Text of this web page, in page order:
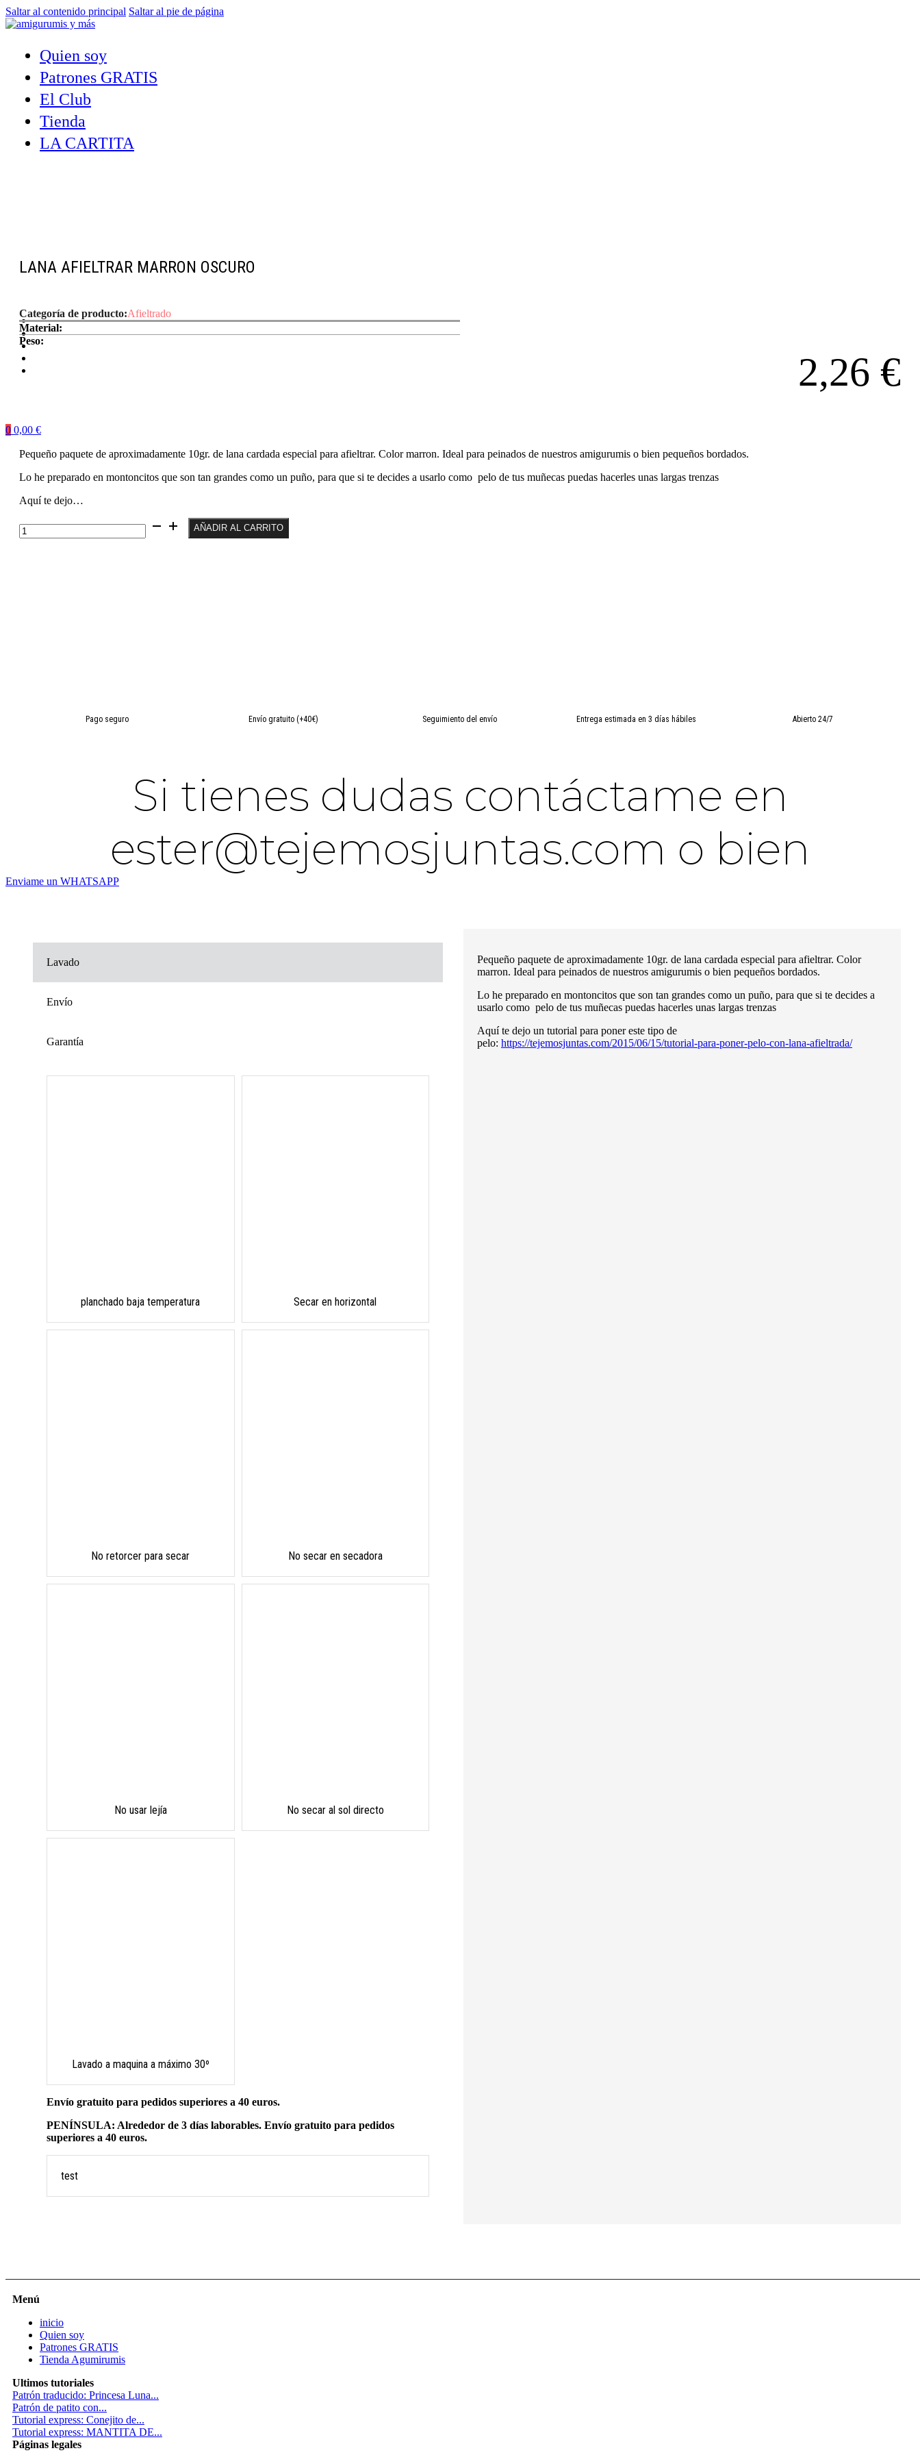
Saltar al contenido principal Saltar al pie de página
Quien soy
Patrones GRATIS
El Club
Tienda
LA CARTITA
0 0,00 €
LANA AFIELTRAR MARRON OSCURO
Categoría de producto:Afieltrado
Material:
Peso:
2,26 €
Pequeño paquete de aproximadamente 10gr. de lana cardada especial para afieltrar. Color marron. Ideal para peinados de nuestros amigurumis o bien pequeños bordados.
Lo he preparado en montoncitos que son tan grandes como un puño, para que si te decides a usarlo como pelo de tus muñecas puedas hacerles unas largas trenzas
Aquí te dejo…
Lana
Afieltrar
AÑADIR AL CARRITO
Pago seguro Envío gratuito (+40€) Seguimiento del envío Entrega estimada en 3 días hábiles Abierto 24/7
Si tienes dudas contáctame en
ester@tejemosjuntas.com o bien
Enviame un WHATSAPP
Lavado
Envío
Garantía
planchado baja temperatura Secar en horizontal
No retorcer para secar No secar en secadora
No usar lejía No secar al sol directo
Lavado a maquina a máximo 30º
Envío gratuito para pedidos superiores a 40 euros.
PENÍNSULA: Alrededor de 3 días laborables. Envío gratuito para pedidos
superiores a 40 euros.
test
Pequeño paquete de aproximadamente 10gr. de lana cardada especial para afieltrar. Color
marron. Ideal para peinados de nuestros amigurumis o bien pequeños bordados.
Lo he preparado en montoncitos que son tan grandes como un puño, para que si te decides a
usarlo como pelo de tus muñecas puedas hacerles unas largas trenzas
Aquí te dejo un tutorial para poner este tipo de
pelo: https://tejemosjuntas.com/2015/06/15/tutorial-para-poner-pelo-con-lana-afieltrada/
Menú
inicio
Quien soy
Patrones GRATIS
Tienda Agumirumis
Ultimos tutoriales
Patrón traducido: Princesa Luna...
Patrón de patito con...
Tutorial express: Conejito de...
Tutorial express: MANTITA DE...
Páginas legales